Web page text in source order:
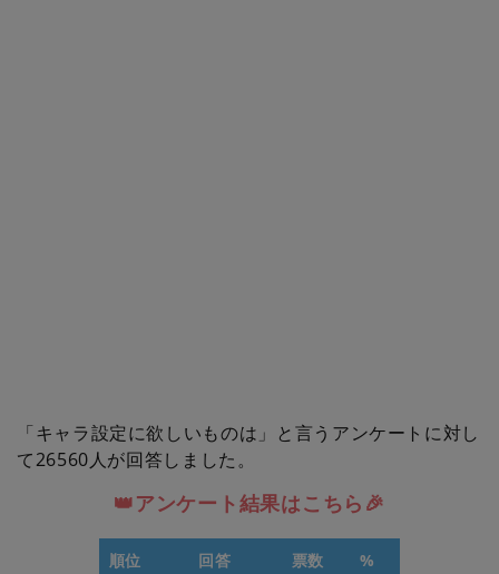
「キャラ設定に欲しいものは」と言うアンケートに対し
て26560人が回答しました。
👑アンケート結果はこちら🎉
順位 回答 票数 %